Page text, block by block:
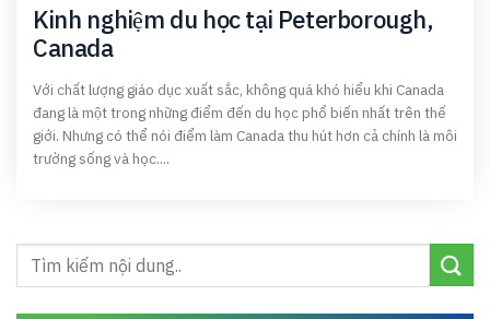
Kinh nghiệm du học tại Peterborough,
Canada
Với chất lượng giáo dục xuất sắc, không quá khó hiểu khi Canada
đang là một trong những điểm đến du học phổ biến nhất trên thế
giới. Nhưng có thể nói điểm làm Canada thu hút hơn cả chính là môi
trường sống và học....